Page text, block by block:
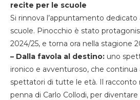
recite per le scuole
Si rinnova l’appuntamento
scuole. Pinocchio è stato
2024/25, e torna ora nella stagione
– Dalla favola al destino: uno
ironico e avventuroso, che continua
spettatori di tutte le età. Il racconto
penna di Carlo Collodi, per